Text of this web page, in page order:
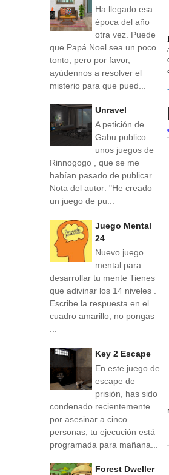
Ha llegado esa
época del año
otra vez. Puede
que Papá Noel sea un poco
tonto, pero por favor,
ayúdennos a resolver el
misterio para que pued...
Unravel
A petición de
Gabu publico
unos juegos de
Rinnogogo , que se me
habían pasado de publicar.
Nota del autor: "He creado
un juego de pu...
Juego Mental
24
Nuevo juego
mental para
desarrollar tu mente Tienes
que adivinar los 14 niveles .
Escribe la respuesta en el
cuadro amarillo, no pongas
...
Key 2 Escape
En este juego de
escape de
prisión, has sido
condenado recientemente
por asesinar a cinco
personas, tu ejecución está
programada para mañana...
Forest Dweller